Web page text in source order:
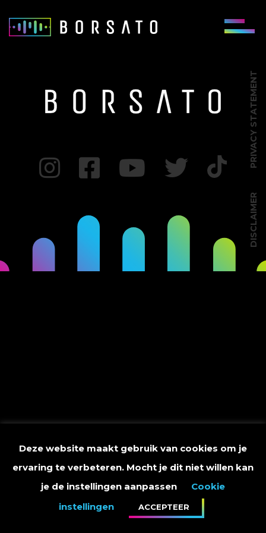
DISCLAIMER
PRIVACY STATEMENT
Deze website maakt gebruik van cookies om je
ervaring te verbeteren. Mocht je dit niet willen kan
je de instellingen aanpassen
Cookie
instellingen
ACCEPTEER